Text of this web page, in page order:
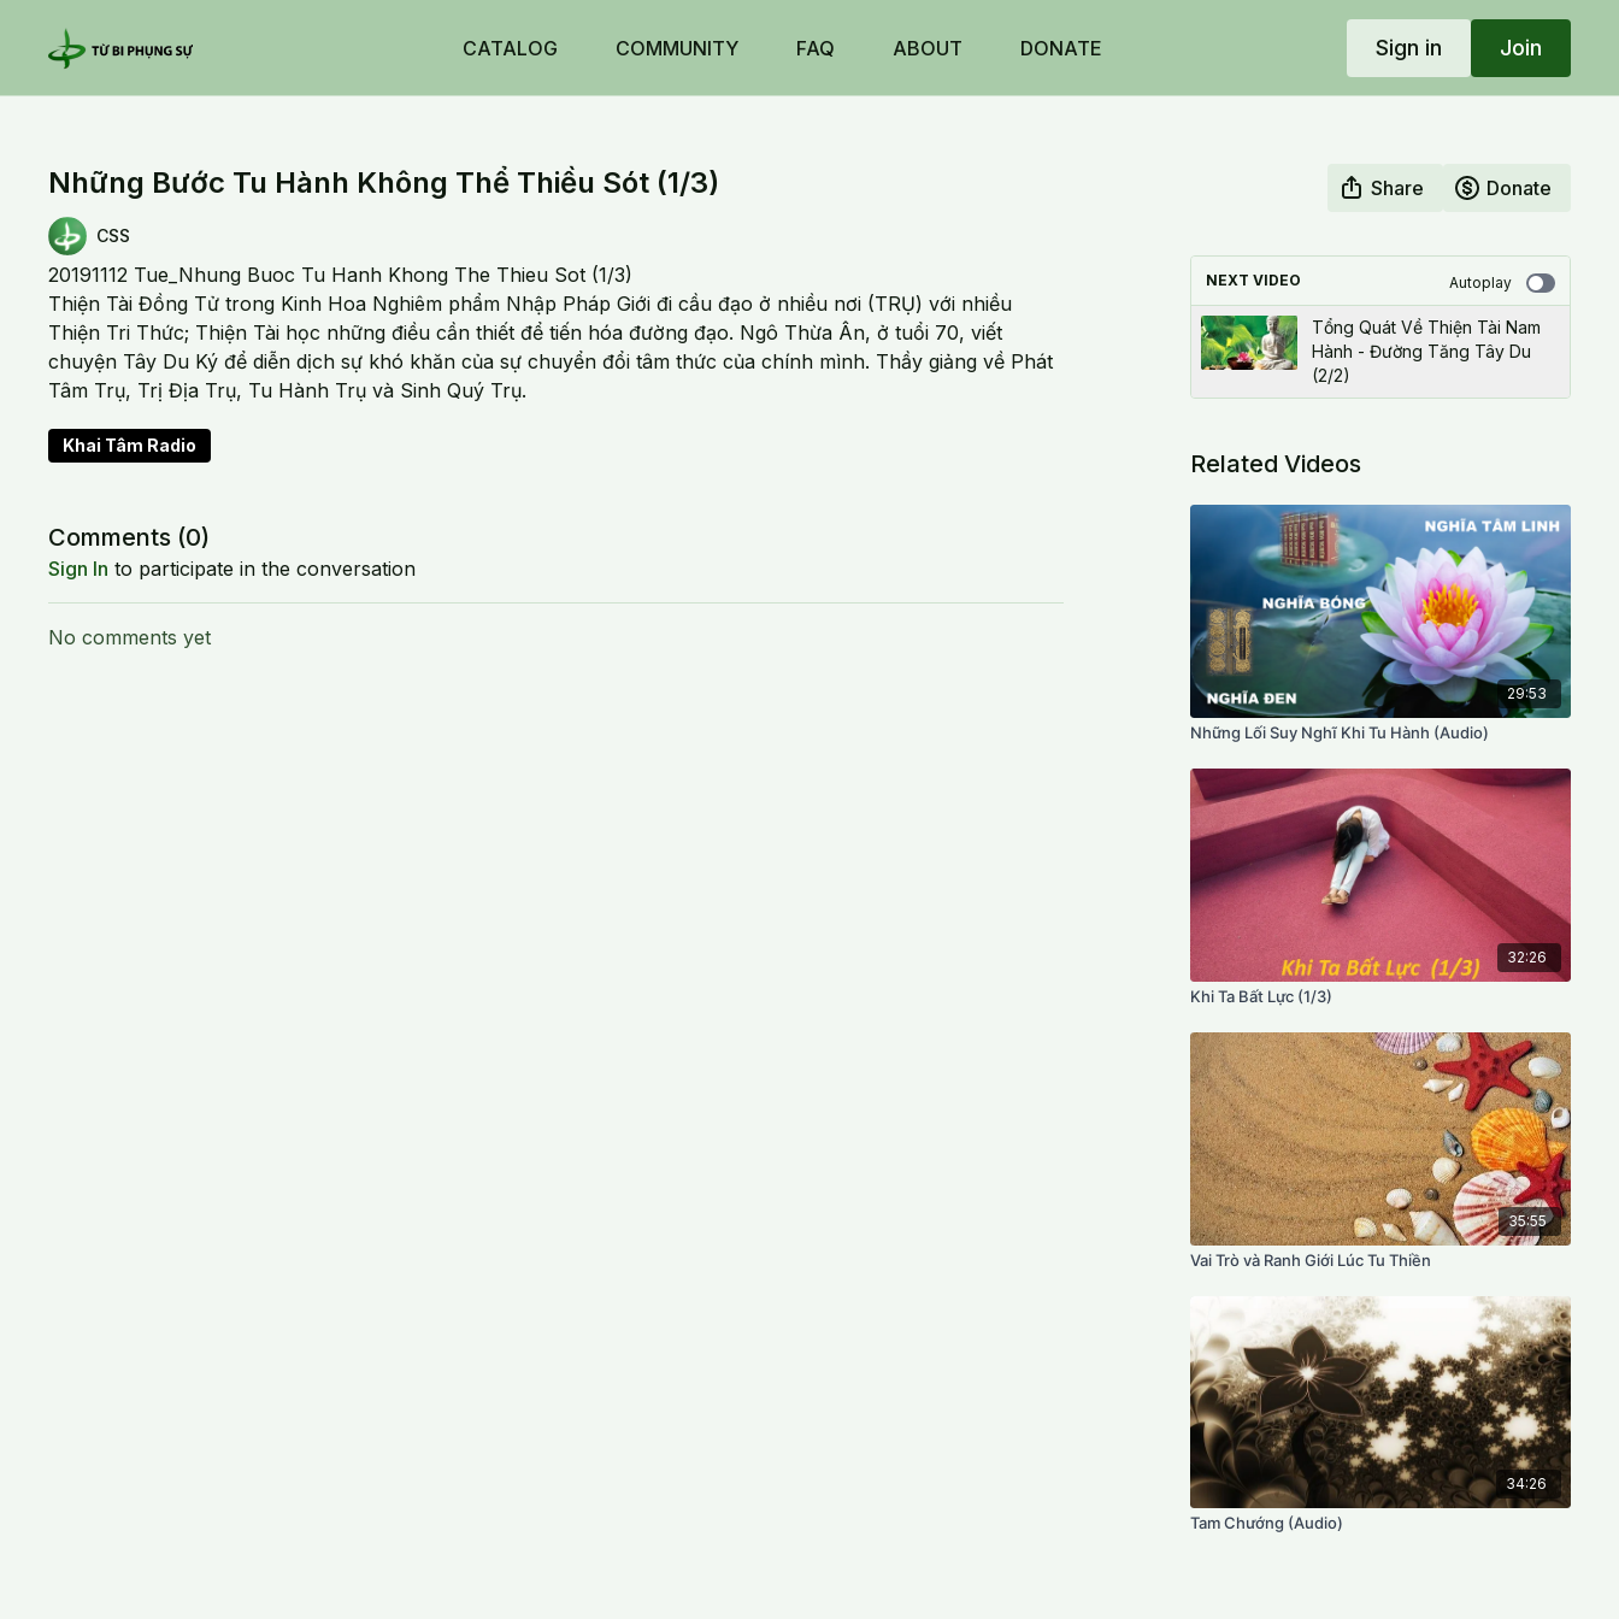
CATALOG COMMUNITY FAQ ABOUT DONATE Sign in Join
Những Bước Tu Hành Không Thể Thiều Sót (1/3) Share Donate
CSS
20191112 Tue_Nhung Buoc Tu Hanh Khong The Thieu Sot (1/3)
Thiện Tài Đồng Tử trong Kinh Hoa Nghiêm phẩm Nhập Pháp Giới đi cầu đạo ở nhiều nơi (TRỤ) với nhiều
Thiện Tri Thức; Thiện Tài học những điều cần thiết để tiến hóa đường đạo. Ngô Thừa Ân, ở tuổi 70, viết
chuyện Tây Du Ký để diễn dịch sự khó khăn của sự chuyển đổi tâm thức của chính mình. Thầy giảng về Phát
Tâm Trụ, Trị Địa Trụ, Tu Hành Trụ và Sinh Quý Trụ.
Khai Tâm Radio
Comments (0)
Sign In to participate in the conversation
No comments yet
NEXT VIDEO Autoplay
Tổng Quát Về Thiện Tài Nam
Hành - Đường Tăng Tây Du
(2/2)
Related Videos
29:53
Những Lối Suy Nghĩ Khi Tu Hành (Audio)
32:26
Khi Ta Bất Lực (1/3)
35:55
Vai Trò và Ranh Giới Lúc Tu Thiền
34:26
Tam Chướng (Audio)